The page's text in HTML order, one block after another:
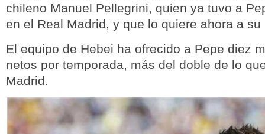
chileno Manuel Pellegrini, quien ya tuvo a
en el Real Madrid, y que lo quiere ahora a
El equipo de Hebei ha ofrecido a Pepe diez
netos por temporada, más del doble de lo
Madrid.